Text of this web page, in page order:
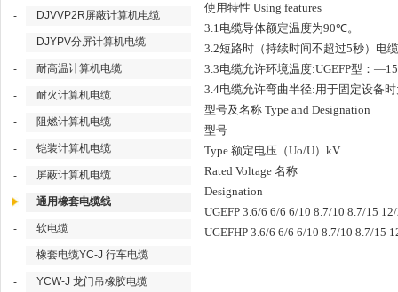
- DJVVP2R屏蔽计算机电缆
- DJYPV分屏计算机电缆
- 耐高温计算机电缆
- 耐火计算机电缆
- 阻燃计算机电缆
- 铠装计算机电缆
- 屏蔽计算机电缆
通用橡套电缆线
- 软电缆
- 橡套电缆YC-J 行车电缆
- YCW-J 龙门吊橡胶电缆
使用特性 Using features
3.1电缆导体额定温度为90℃。
3.2短路时（持续时间不超过5秒）电
3.3电缆允许环境温度:UGEFP型： —15
3.4电缆允许弯曲半径:用于固定设备
型号及名称Type and Designation
型号
Type 额定电压（Uo/U） kV
Rated Voltage 名称
Designation
UGEFP 3.6/6 6/6 6/10 8.7/10 8.7/15
UGEFHP 3.6/6 6/6 6/10 8.7/10 8.7/15